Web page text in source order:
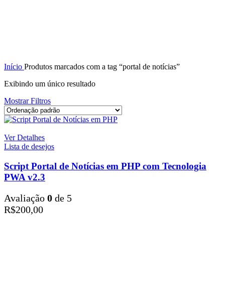
Início Produtos marcados com a tag “portal de notícias”
Exibindo um único resultado
Mostrar Filtros
Ver Detalhes
Lista de desejos
Script Portal de Notícias em PHP com Tecnologia
PWA v2.3
Avaliação 0 de 5
R$200,00